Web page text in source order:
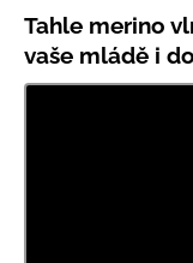
Tahle merino
vaše mládě i
LETNÍ
RYCHLESCHNOUCÍ
KALHOTY
ŽLUTÉ